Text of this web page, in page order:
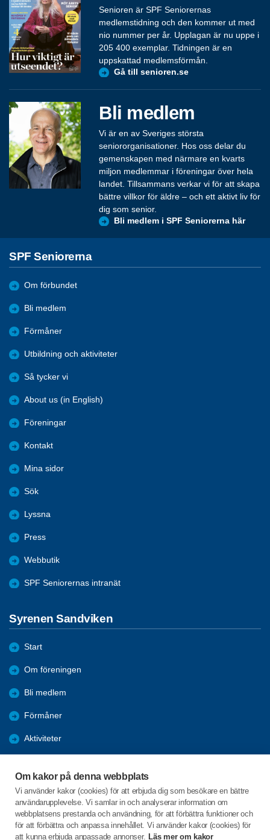
Om kakor på denna webbplats
Vi använder kakor (cookies) för att erbjuda dig som besökare en bättre
användarupplevelse. Vi samlar in och analyserar information om
webbplatsens prestanda och användning, för att förbättra funktioner och
för att förbättra och anpassa innehållet. Vi använder kakor (cookies) för
att kunna erbjuda anpassade annonser. Läs mer om kakor
Senioren är SPF Seniorernas
medlemstidning och den kommer ut med
nio nummer per år. Upplagan är nu uppe i
205 400 exemplar. Tidningen är en
uppskattad medlemsförmån.
Gå till senioren.se
Bli medlem
Vi är en av Sveriges största
seniororganisationer. Hos oss delar du
gemenskapen med närmare en kvarts
miljon medlemmar i föreningar över hela
landet. Tillsammans verkar vi för att skapa
bättre villkor för äldre – och ett aktivt liv för
dig som senior.
Bli medlem i SPF Seniorerna här
SPF Seniorerna
Om förbundet
Bli medlem
Förmåner
Utbildning och aktiviteter
Så tycker vi
About us (in English)
Föreningar
Kontakt
Mina sidor
Sök
Lyssna
Press
Webbutik
SPF Seniorernas intranät
Syrenen Sandviken
Start
Om föreningen
Bli medlem
Förmåner
Aktiviteter
Utbildning